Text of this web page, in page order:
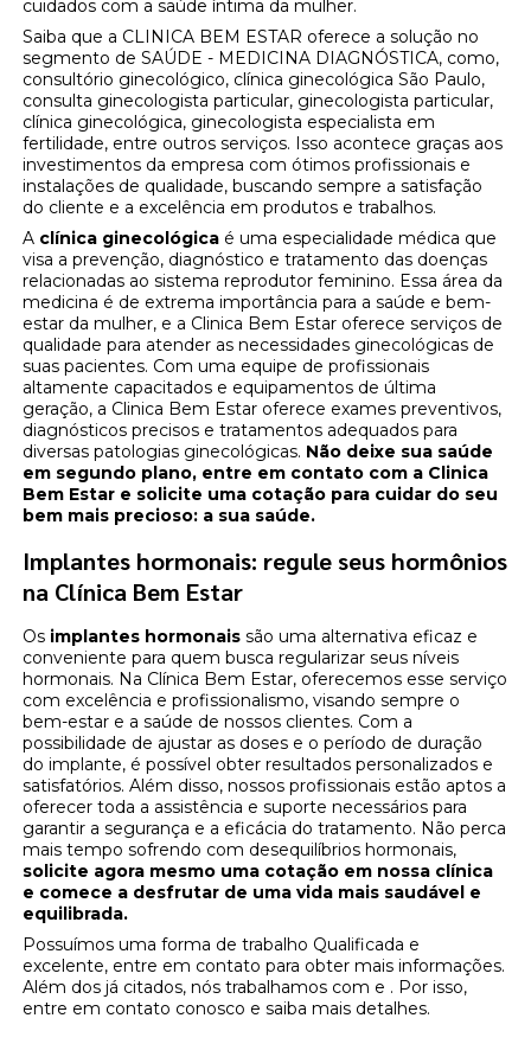
cuidados com a saúde íntima da mulher.
Saiba que a CLINICA BEM ESTAR oferece a solução no
segmento de SAÚDE - MEDICINA DIAGNÓSTICA, como,
consultório ginecológico, clínica ginecológica São Paulo,
consulta ginecologista particular, ginecologista particular,
clínica ginecológica, ginecologista especialista em
fertilidade, entre outros serviços. Isso acontece graças aos
investimentos da empresa com ótimos profissionais e
instalações de qualidade, buscando sempre a satisfação
do cliente e a excelência em produtos e trabalhos.
A clínica ginecológica é uma especialidade médica que
visa a prevenção, diagnóstico e tratamento das doenças
relacionadas ao sistema reprodutor feminino. Essa área da
medicina é de extrema importância para a saúde e bem-
estar da mulher, e a Clinica Bem Estar oferece serviços de
qualidade para atender as necessidades ginecológicas de
suas pacientes. Com uma equipe de profissionais
altamente capacitados e equipamentos de última
geração, a Clinica Bem Estar oferece exames preventivos,
diagnósticos precisos e tratamentos adequados para
diversas patologias ginecológicas. Não deixe sua saúde
em segundo plano, entre em contato com a Clinica
Bem Estar e solicite uma cotação para cuidar do seu
bem mais precioso: a sua saúde.
Implantes hormonais: regule seus hormônios
na Clínica Bem Estar
Os implantes hormonais são uma alternativa eficaz e
conveniente para quem busca regularizar seus níveis
hormonais. Na Clínica Bem Estar, oferecemos esse serviço
com excelência e profissionalismo, visando sempre o
bem-estar e a saúde de nossos clientes. Com a
possibilidade de ajustar as doses e o período de duração
do implante, é possível obter resultados personalizados e
satisfatórios. Além disso, nossos profissionais estão aptos a
oferecer toda a assistência e suporte necessários para
garantir a segurança e a eficácia do tratamento. Não perca
mais tempo sofrendo com desequilíbrios hormonais,
solicite agora mesmo uma cotação em nossa clínica
e comece a desfrutar de uma vida mais saudável e
equilibrada.
Possuímos uma forma de trabalho Qualificada e
excelente, entre em contato para obter mais informações.
Além dos já citados, nós trabalhamos com e . Por isso,
entre em contato conosco e saiba mais detalhes.